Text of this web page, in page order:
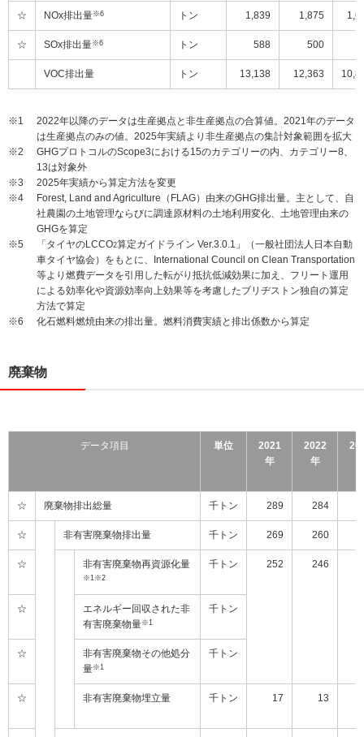
☆ NOx排出量※6 トン 1,839 1,875
☆ SOx排出量※6 トン 588 500
VOC排出量 トン 13,138 12,363
※1
2022年以降のデータは生産拠点と非生産拠点の合算値。2021年のデータ
は生産拠点のみの値。2025年実績より非生産拠点の集計対象範囲を拡大
※2
GHGプロトコルのScope3における15のカテゴリーの内、カテゴリー8、
13は対象外
※3
2025年実績から算定方法を変更
※4
Forest, Land and Agriculture（FLAG）由来のGHG排出量。主として、自
社農園の土地管理ならびに調達原材料の土地利用変化、土地管理由来の
GHGを算定
※5
「タイヤのLCCO2算定ガイドライン Ver.3.0.1」（一般社団法人日本自動
車タイヤ協会）をもとに、International Council on Clean Transportation
等より燃費データを引用した転がり抵抗低減効果に加え、フリート運用
による効率化や資源効率向上効果等を考慮したブリヂストン独自の算定
方法で算定
※6
化石燃料燃焼由来の排出量。燃料消費実績と排出係数から算定
廃棄物
データ項目 単位
2021
年
2022
年
☆ 廃棄物排出総量 千トン 289 284
☆ 非有害廃棄物排出量 千トン 269 260
☆ 非有害廃棄物再資源化量
※1※2
千トン 252 246
☆
エネルギー回収された非
有害廃棄物量※1
千トン
☆
非有害廃棄物その他処分
量※1
千トン
☆ 非有害廃棄物埋立量 千トン 17 13